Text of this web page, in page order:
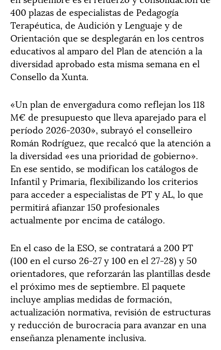
400 plazas de especialistas de Pedagogía
Terapéutica, de Audición y Lenguaje y de
Orientación que se desplegarán en los centros
educativos al amparo del Plan de atención a la
diversidad aprobado esta misma semana en el
Consello da Xunta.
«Un plan de envergadura como reflejan los 118
M€ de presupuesto que lleva aparejado para el
período 2026-2030», subrayó el conselleiro
Román Rodríguez, que recalcó que la atención a
la diversidad «es una prioridad de gobierno».
En ese sentido, se modifican los catálogos de
Infantil y Primaria, flexibilizando los criterios
para acceder a especialistas de PT y AL, lo que
permitirá afianzar 150 profesionales
actualmente por encima de catálogo.
En el caso de la ESO, se contratará a 200 PT
(100 en el curso 26-27 y 100 en el 27-28) y 50
orientadores, que reforzarán las plantillas desde
el próximo mes de septiembre. El paquete
incluye amplias medidas de formación,
actualización normativa, revisión de estructuras
y reducción de burocracia para avanzar en una
enseñanza plenamente inclusiva.